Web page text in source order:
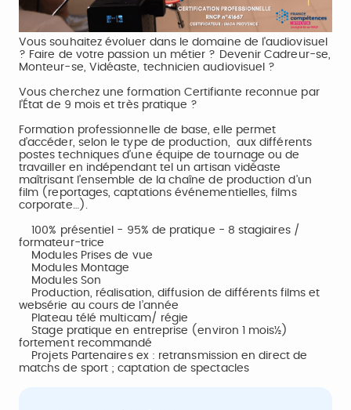
Vous souhaitez évoluer dans le domaine de l'audiovisuel
? Faire de votre passion un métier ? Devenir Cadreur-se,
Monteur-se, Vidéaste, technicien audiovisuel ?
Vous cherchez une formation Certifiante reconnue par
l’État de 9 mois et très pratique ?
Formation professionnelle de base, elle permet
d’accéder, selon le type de production, aux différents
postes techniques d’une équipe de tournage ou de
travailler en indépendant tel un artisan vidéaste
maîtrisant l’ensemble de la chaîne de production d’un
film (reportages, captations événementielles, films
corporate…).
100% présentiel - 95% de pratique - 8 stagiaires /
formateur-trice
Modules Prises de vue
Modules Montage
Modules Son
Production, réalisation, diffusion de différents films et
websérie au cours de l’année
Plateau télé multicam/ régie
Stage pratique en entreprise (environ 1 mois½)
fortement recommandé
Projets Partenaires ex : retransmission en direct de
matchs de sport ; captation de spectacles